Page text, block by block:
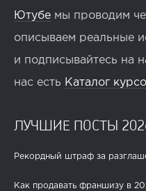
Ютубе мы проводим
описываем реальные
и подписывайтесь на
нас есть Каталог
ЛУЧШИЕ ПОСТЫ
Рекордный штраф за
Как продавать франшизу в